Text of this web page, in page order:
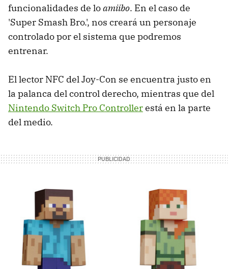
funcionalidades de loamiibo. En el caso de
'Super Smash Bro.', nos creará un personaje
controlado por el sistema que podremos
entrenar.
El lector NFC del Joy-Con se encuentra justo en
la palanca del control derecho, mientras que del
Nintendo Switch Pro Controllerestá en la parte
del medio.